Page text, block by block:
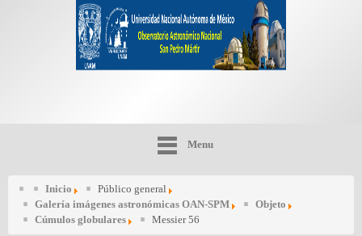
Menu
Inicio
Público general
Galería imágenes astronómicas OAN-SPM
Objeto
Cúmulos globulares
Messier 56